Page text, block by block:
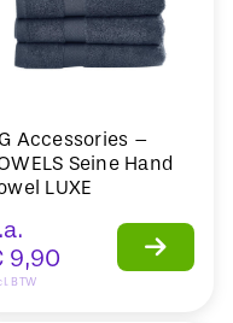
Accessories –
Seine Hand
LUXE
9,90
BTW